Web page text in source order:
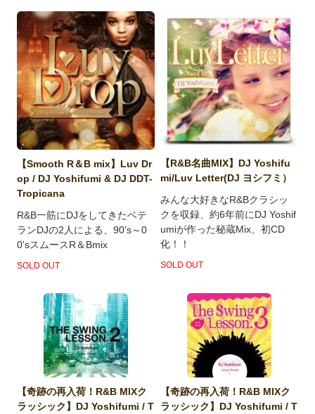
【Smooth R＆B mix】Luv Dr
op / DJ Yoshifumi & DJ DDT-
Tropicana
R&B一筋にDJをしてきたベテ
ランDJの2人による、90’s～0
0'sスムースR＆Bmix
SOLD OUT
【R&B名曲MIX】DJ Yoshifu
mi/Luv Letter(DJ ヨシフミ）
みんな大好きなR&Bクラシッ
クを収録、約6年前にDJ Yoshif
umiが作った秘蔵Mix、初CD
化！！
SOLD OUT
【奇跡の再入荷！R&B MIXク
ラッシック】DJ Yoshifumi / T
【奇跡の再入荷！R&B MIXク
ラッシック】DJ Yoshifumi / T